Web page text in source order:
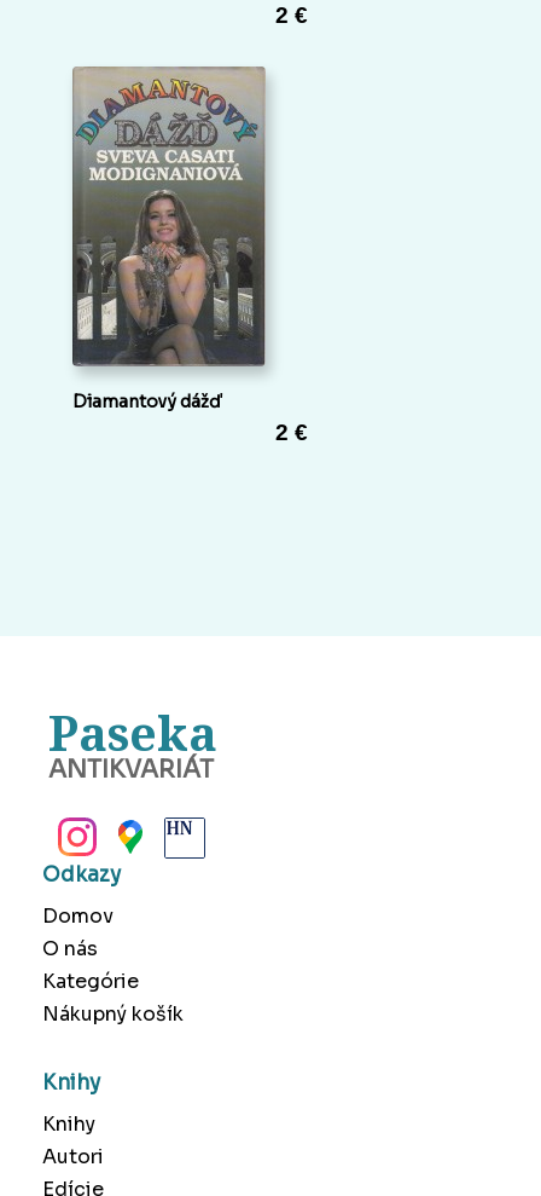
2 €
Diamantový dážď
2 €
Paseka
ANTIKVARIÁT
Odkazy
Domov
O nás
Kategórie
Nákupný košík
Knihy
Knihy
Autori
Edície